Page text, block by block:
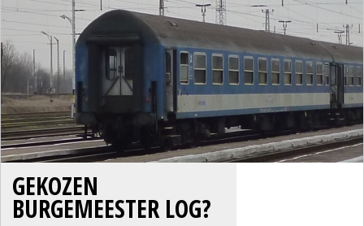
GEKOZEN
BURGEMEESTER LOG?